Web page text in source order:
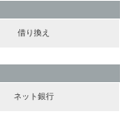
借り換え
ネット銀行